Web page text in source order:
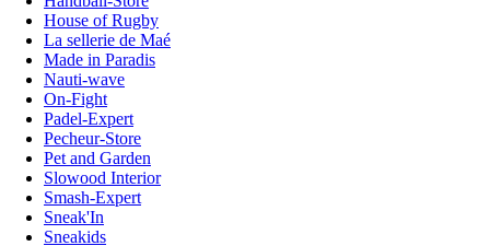
House of Rugby
La sellerie de Maé
Made in Paradis
Nauti-wave
On-Fight
Padel-Expert
Pecheur-Store
Pet and Garden
Slowood Interior
Smash-Expert
Sneak'In
Sneakids